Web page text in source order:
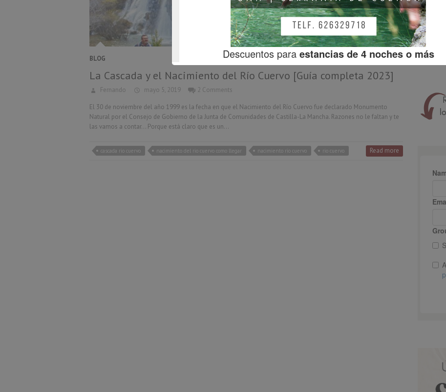
BLOG
La Cascada y el Nacimiento del Río Cuervo [Guía completa 2023]
Fernando mayo 5, 2019 2 Comments
El 30 de noviembre del año 1999 es la fecha en que el Nacimiento del Río Cuervo fue declarado Monumento
Natural por el Consejo de Gobierno de la Junta de Comunidades de Castilla-La Mancha. Razones no le faltan y te
las vamos a contar… Porque está claro que es un…
cascada rio cuervo nacimiento del rio cuervo como llegar nacimiento rio cuervo rio cuervo Read more